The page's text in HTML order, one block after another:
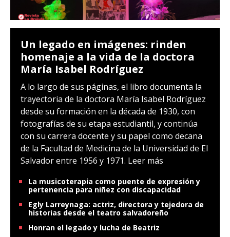
Un legado en imágenes: rinden
homenaje a la vida de la doctora
María Isabel Rodríguez
A lo largo de sus páginas, el libro documenta la
trayectoria de la doctora María Isabel Rodríguez
desde su formación en la década de 1930, con
fotografías de su etapa estudiantil, y continúa
con su carrera docente y su papel como decana
de la Facultad de Medicina de la Universidad de El
Salvador entre 1956 y 1971. Leer más
La musicoterapia como puente de expresión y
pertenencia para niñez con discapacidad
Egly Larreynaga: actriz, directora y tejedora de
historias desde el teatro salvadoreño
Honran el legado y lucha de Beatriz